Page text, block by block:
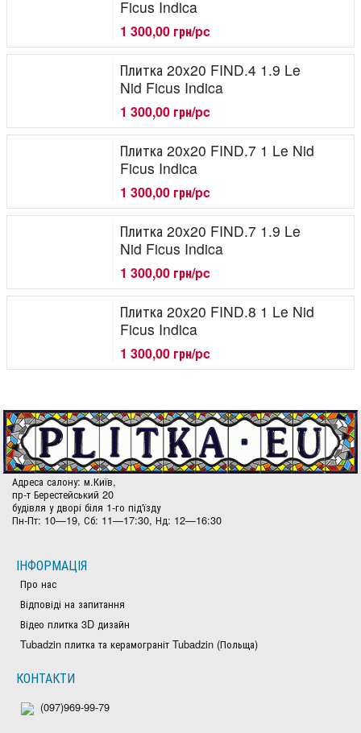
Ficus Indica
1 300,00 грн/pc
Плитка 20x20 FIND.4 1.9 Le
Nid Ficus Indica
1 300,00 грн/pc
Плитка 20x20 FIND.7 1 Le Nid
Ficus Indica
1 300,00 грн/pc
Плитка 20x20 FIND.7 1.9 Le
Nid Ficus Indica
1 300,00 грн/pc
Плитка 20x20 FIND.8 1 Le Nid
Ficus Indica
1 300,00 грн/pc
Адреса салону: м.Київ,
пр-т Берестейський 20
будівля у дворі біля 1-го під'їзду
Пн-Пт: 10—19, Сб: 11—17:30, Нд: 12—16:30
ІНФОРМАЦІЯ
Про нас
Відповіді на запитання
Відео плитка 3D дизайн
Tubadzin плитка та керамограніт Tubadzin (Польща)
КОНТАКТИ
(097)969-99-79